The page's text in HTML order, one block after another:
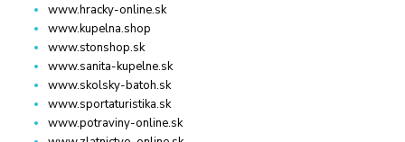
www.hracky-online.sk
www.kupelna.shop
www.stonshop.sk
www.sanita-kupelne.sk
www.skolsky-batoh.sk
www.sportaturistika.sk
www.potraviny-online.sk